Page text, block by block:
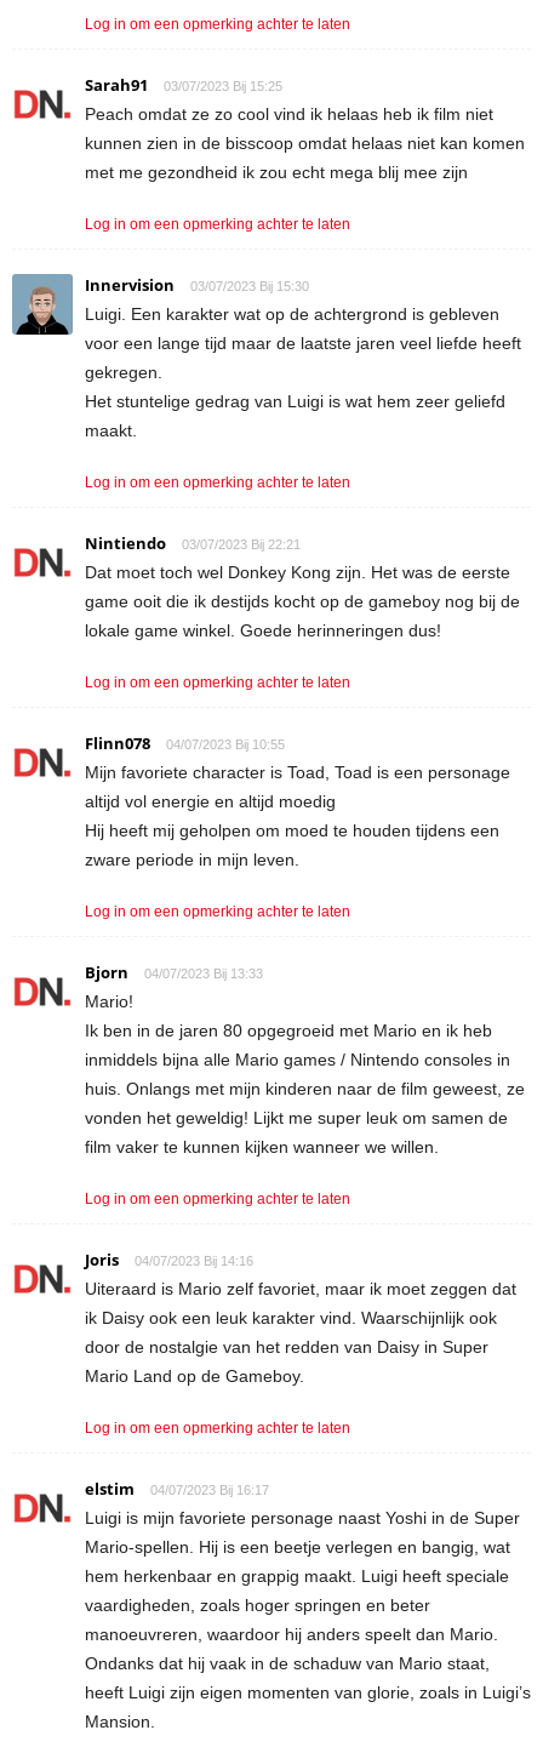
Log in om een opmerking achter te laten
Sarah91 03/07/2023 Bij 15:25
Peach omdat ze zo cool vind ik helaas heb ik film niet
kunnen zien in de bisscoop omdat helaas niet kan komen
met me gezondheid ik zou echt mega blij mee zijn
Log in om een opmerking achter te laten
Innervision 03/07/2023 Bij 15:30
Luigi. Een karakter wat op de achtergrond is gebleven
voor een lange tijd maar de laatste jaren veel liefde heeft
gekregen.
Het stuntelige gedrag van Luigi is wat hem zeer geliefd
maakt.
Log in om een opmerking achter te laten
Nintiendo 03/07/2023 Bij 22:21
Dat moet toch wel Donkey Kong zijn. Het was de eerste
game ooit die ik destijds kocht op de gameboy nog bij de
lokale game winkel. Goede herinneringen dus!
Log in om een opmerking achter te laten
Flinn078 04/07/2023 Bij 10:55
Mijn favoriete character is Toad, Toad is een personage
altijd vol energie en altijd moedig
Hij heeft mij geholpen om moed te houden tijdens een
zware periode in mijn leven.
Log in om een opmerking achter te laten
Bjorn 04/07/2023 Bij 13:33
Mario!
Ik ben in de jaren 80 opgegroeid met Mario en ik heb
inmiddels bijna alle Mario games / Nintendo consoles in
huis. Onlangs met mijn kinderen naar de film geweest, ze
vonden het geweldig! Lijkt me super leuk om samen de
film vaker te kunnen kijken wanneer we willen.
Log in om een opmerking achter te laten
Joris 04/07/2023 Bij 14:16
Uiteraard is Mario zelf favoriet, maar ik moet zeggen dat
ik Daisy ook een leuk karakter vind. Waarschijnlijk ook
door de nostalgie van het redden van Daisy in Super
Mario Land op de Gameboy.
Log in om een opmerking achter te laten
elstim 04/07/2023 Bij 16:17
Luigi is mijn favoriete personage naast Yoshi in de Super
Mario-spellen. Hij is een beetje verlegen en bangig, wat
hem herkenbaar en grappig maakt. Luigi heeft speciale
vaardigheden, zoals hoger springen en beter
manoeuvreren, waardoor hij anders speelt dan Mario.
Ondanks dat hij vaak in de schaduw van Mario staat,
heeft Luigi zijn eigen momenten van glorie, zoals in Luigi’s
Mansion.